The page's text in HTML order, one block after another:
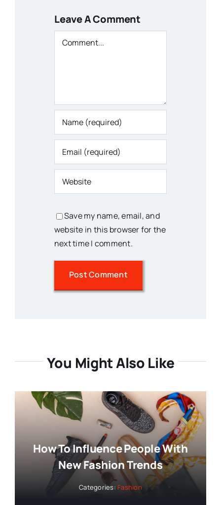
Leave A Comment
Comment
Save my name, email, and
website in this browser for the
next time I comment.
You Might Also Like
How To Influence People With
New Fashion Trends
Categories: Fashion